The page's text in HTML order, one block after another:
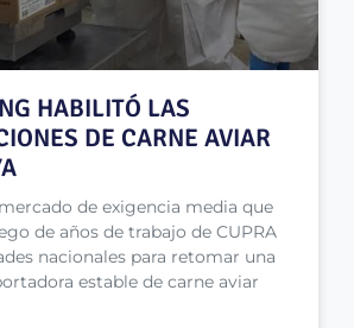
HABILITÓ LAS
DE CARNE AVIAR
de exigencia media que
de años de trabajo de CUPRA
nacionales para retomar una
estable de carne aviar